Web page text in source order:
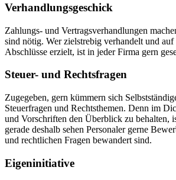
Verhandlungsgeschick
Zahlungs- und Vertragsverhandlungen
sind nötig. Wer zielstrebig verhandelt und auf
Abschlüsse erzielt, ist in jeder Firma gern
Steuer- und Rechtsfragen
Zugegeben, gern kümmern sich
Steuerfragen und Rechtsthemen. Denn im
und Vorschriften den Überblick zu behalten,
gerade deshalb sehen Personaler gerne
und rechtlichen Fragen bewandert sind.
Eigeninitiative